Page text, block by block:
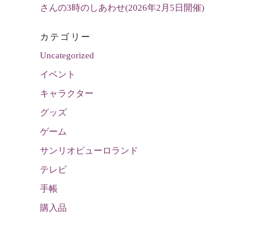
さんの3時のしあわせ(2026年2月5日開催)
カテゴリー
Uncategorized
イベント
キャラクター
グッズ
ゲーム
サンリオピューロランド
テレビ
手帳
購入品